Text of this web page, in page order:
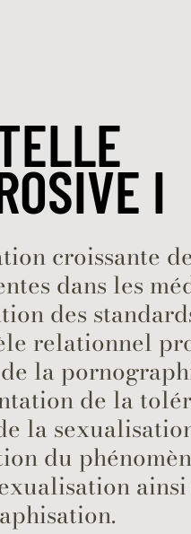
I
croissante
dans les
des
relationnel
la
de la
la
du